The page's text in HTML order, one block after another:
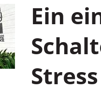
Ein
Stress